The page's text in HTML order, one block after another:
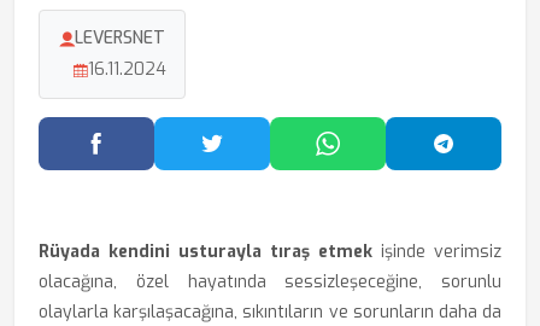
LEVERSNET
16.11.2024
Facebook'ta PaylaşTwitter'da PaylaşWhatsApp'ta Paylaş
Rüyada kendini usturayla tıraş etmek işinde verimsiz
olacağına, özel hayatında sessizleşeceğine, sorunlu
olaylarla karşılaşacağına, sıkıntıların ve sorunların daha da